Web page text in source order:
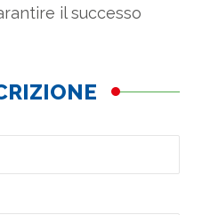
il successo